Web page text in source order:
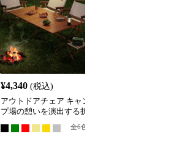
¥4,340 (税込)
アウトドアチェア キャン
プ場の憩いを演出する折
全6色